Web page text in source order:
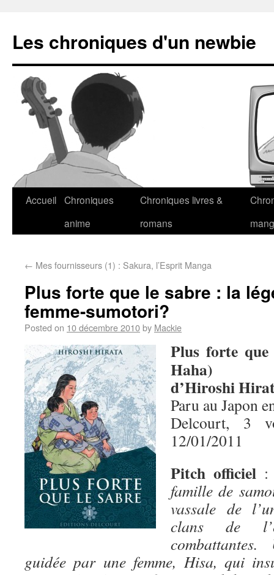
Les chroniques d'un newbie
Accueil Chroniques
anime
Chroniques livres &
romans
← Mes fournisseurs (1) : Sakura, l’Esprit Manga
Plus forte que le sabre : la
femme-sumotori?
Posted on 10 décembre 2010by Mackie
Plus forte
Haha)
d’Hiroshi
Paru au Japon
Delcourt, 3
12/01/2011
Pitch officiel
famille de
vassale de
clans de
guidée par une femme, Hisa, qui